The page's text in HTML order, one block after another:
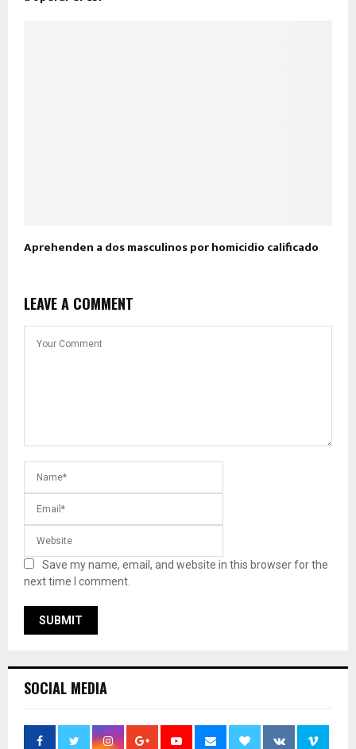
Aprehenden a dos masculinos por homicidio calificado
LEAVE A COMMENT
Save my name, email, and website in this browser for the
next time I comment.
SOCIAL MEDIA